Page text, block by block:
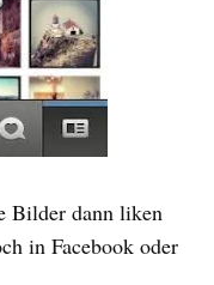
Bilder dann liken
in Facebook oder